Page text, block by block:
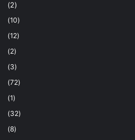
(2)
(10)
(12)
(2)
(3)
(72)
(1)
(32)
(8)